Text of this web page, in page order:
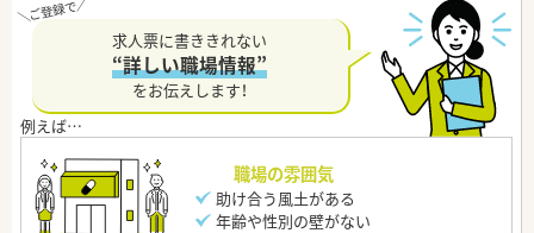
求人票に書ききれない
“詳しい職場情報”
をお伝えします！
職場の雰囲気
助け合う風土がある
年齢や性別の壁がない